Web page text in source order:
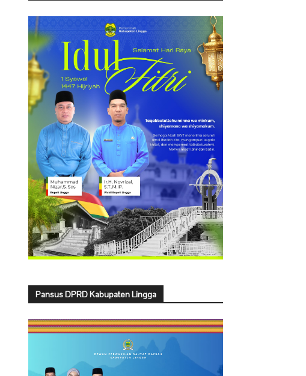
Pansus DPRD Kabupaten Lingga